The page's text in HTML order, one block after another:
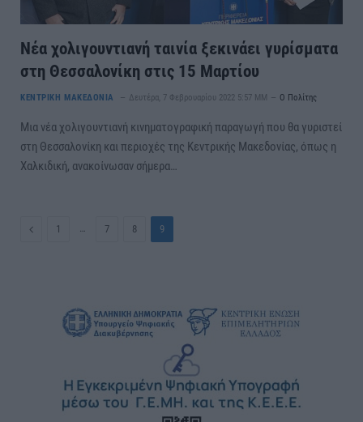
Νέα χολιγουντιανή ταινία ξεκινάει γυρίσματα
στη Θεσσαλονίκη στις 15 Μαρτίου
ΚΕΝΤΡΙΚΗ ΜΑΚΕΔΟΝΙΑ Δευτέρα, 7 Φεβρουαρίου 2022 5:57 ΜΜ Ο Πολίτης
Μια νέα χολιγουντιανή κινηματογραφική παραγωγή που θα γυριστεί
στη Θεσσαλονίκη και περιοχές της Κεντρικής Μακεδονίας, όπως η
Χαλκιδική, ανακοίνωσαν σήμερα…
Previous
1 7 8 9